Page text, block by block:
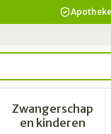
verzorging en
voor Dieet,
Zwangerschap
en kinderen
Toon